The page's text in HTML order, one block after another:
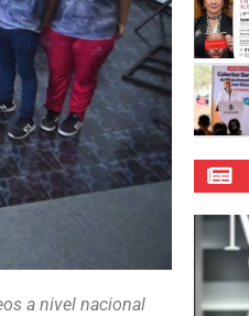
a nivel nacional